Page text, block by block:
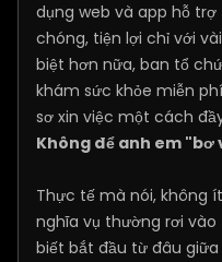
dụng web và app hỗ
chóng, tiện lợi chỉ với
biệt hơn nữa, ban tổ
khám sức khỏe miễn
sơ xin việc một cách
Không để anh em "bơ
Thực tế mà nói, không
nghĩa vụ thường rơi
biết bắt đầu từ đâu